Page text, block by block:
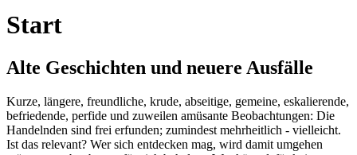
Start
Alte Geschichten und neuere Ausfälle
Kurze, längere, freundliche, krude, abseitige, gemeine, eskalierende,
befriedende, perfide und zuweilen amüsante Beobachtungen: Die
Handelnden sind frei erfunden; zumindest mehrheitlich - vielleicht.
Ist das relevant? Wer sich entdecken mag, wird damit umgehen